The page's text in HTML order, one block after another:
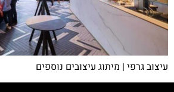
עיצוב גרפי | מיתוג עיצובים נוספים